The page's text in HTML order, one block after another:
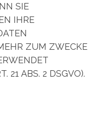
SIE
IHRE
ZUM ZWECKE
21 ABS. 2 DSGVO).